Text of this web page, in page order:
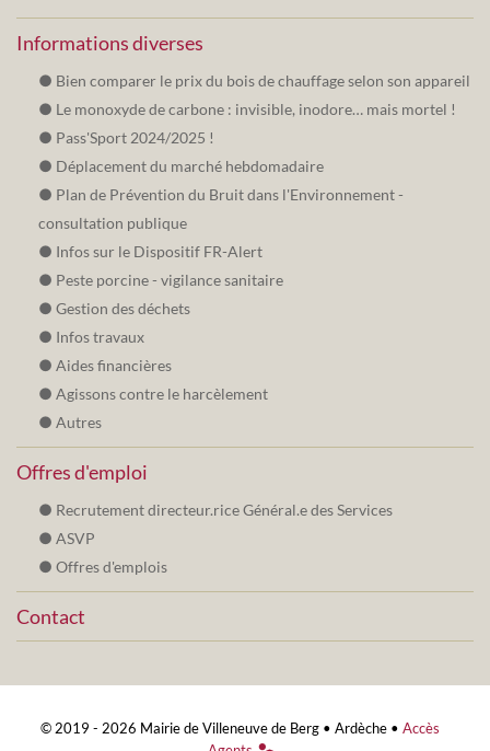
Informations diverses
Bien comparer le prix du bois de chauffage selon son appareil
Le monoxyde de carbone : invisible, inodore… mais mortel !
Pass'Sport 2024/2025 !
Déplacement du marché hebdomadaire
Plan de Prévention du Bruit dans l'Environnement -
consultation publique
Infos sur le Dispositif FR-Alert
Peste porcine - vigilance sanitaire
Gestion des déchets
Infos travaux
Aides financières
Agissons contre le harcèlement
Autres
Offres d'emploi
Recrutement directeur.rice Général.e des Services
ASVP
Offres d'emplois
Contact
© 2019 - 2026 Mairie de Villeneuve de Berg •Ardèche •Accès